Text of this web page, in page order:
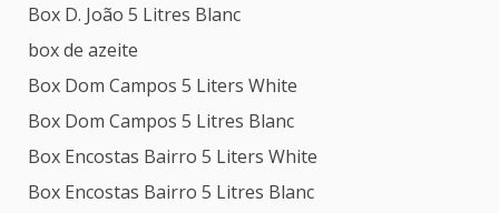
Box D. João 5 Litres Blanc
box de azeite
Box Dom Campos 5 Liters White
Box Dom Campos 5 Litres Blanc
Box Encostas Bairro 5 Liters White
Box Encostas Bairro 5 Litres Blanc